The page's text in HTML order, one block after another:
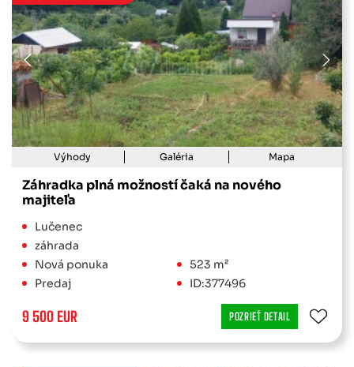
Výhody Galéria Mapa
Záhradka plná možností čaká na nového
majiteľa
Lučenec
záhrada
Nová ponuka
523 m²
Predaj
ID:377496
9 500 EUR POZRIEŤ DETAIL